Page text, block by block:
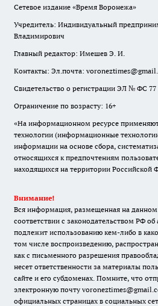
Сетевое издание «Время Воронежа»
Учредитель: Индивидуальный
Владимирович
Главный редактор: Имешев Э. И.
Контакты: Эл.почта:
Свидетельство о регистрации ЭЛ № ФС 77
Ограничение по возрасту: 16+
«На информационном ресурсе
технологии (информационные
информации на основе сбора,
относящихся к предпочтениям
находящихся на территории Российской
Внимание!
Вся информация, размещенная на данном
соответствии с законодательством РФ
подлежит использованию кем-либо в
том числе воспроизведению,
как с письменного разрешения
несет ответственности за материалы
сайте и его субдоменах. Помните, что
электронную почту
официальных страницах в социальных